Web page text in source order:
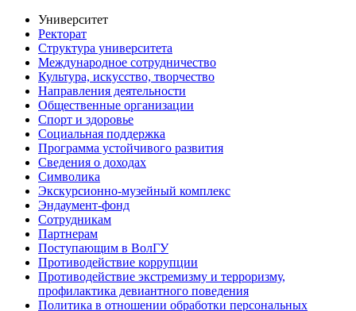
Университет
Ректорат
Структура университета
Международное сотрудничество
Культура, искусство, творчество
Направления деятельности
Общественные организации
Спорт и здоровье
Социальная поддержка
Программа устойчивого развития
Сведения о доходах
Символика
Экскурсионно-музейный комплекс
Эндаумент-фонд
Сотрудникам
Партнерам
Поступающим в ВолГУ
Противодействие коррупции
Противодействие экстремизму и терроризму,
профилактика девиантного поведения
Политика в отношении обработки персональных